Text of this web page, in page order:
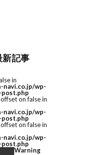
新記事
in
navi.co.jp/wp-
on false in
navi.co.jp/wp-
on false in
navi.co.jp/wp-
Warning